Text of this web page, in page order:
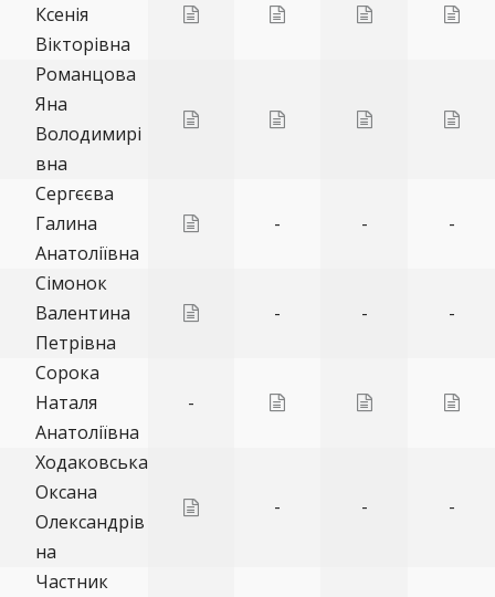
Ксенія
Вікторівна
Романцова
Яна
Володимирі
вна
Сергєєва
Галина
Анатоліївна
- - -
Сімонок
Валентина
Петрівна
- - -
Сорока
Наталя
Анатоліївна
-
Ходаковська
Оксана
Олександрів
на
- - -
Частник